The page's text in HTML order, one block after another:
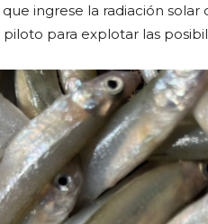
ingrese la radiación
para explotar las